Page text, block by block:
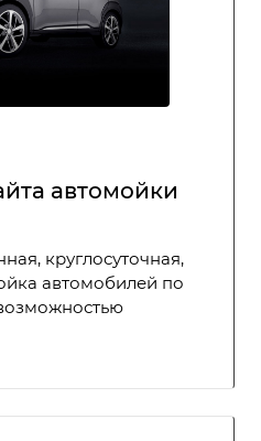
автомойки
круглосуточная,
автомобилей по